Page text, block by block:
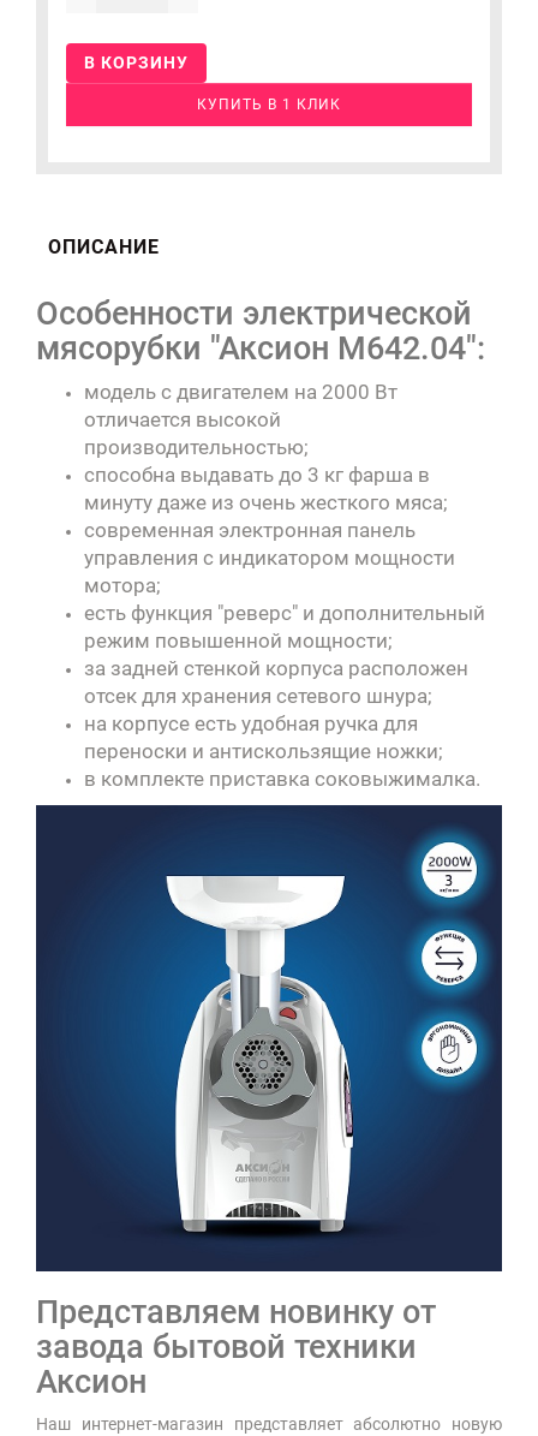
В КОРЗИНУ
КУПИТЬ В 1 КЛИК
ОПИСАНИЕ
Особенности электрической
мясорубки "Аксион М642.04":
модель с двигателем на 2000 Вт
отличается высокой
производительностью;
способна выдавать до 3 кг фарша в
минуту даже из очень жесткого мяса;
современная электронная панель
управления с индикатором мощности
мотора;
есть функция "реверс" и дополнительный
режим повышенной мощности;
за задней стенкой корпуса расположен
отсек для хранения сетевого шнура;
на корпусе есть удобная ручка для
переноски и антискользящие ножки;
в комплекте приставка соковыжималка.
Представляем новинку от
завода бытовой техники
Аксион
Наш интернет-магазин представляет абсолютно новую